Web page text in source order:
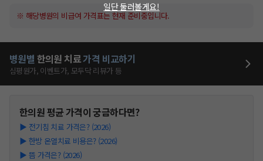
※ 해당병원의 비급여 가격표는 현재 준비중입니다.
병원별 한의원 치료가격 비교하기
심평원가, 이벤트가, 모두닥 리뷰가 등
한의원평균 가격이 궁금하다면?
▶ 전기침 치료 가격은? (2026)
▶ 한방 온열치료 비용은? (2026)
▶ 뜸 가격은? (2026)
일단 둘러볼게요!